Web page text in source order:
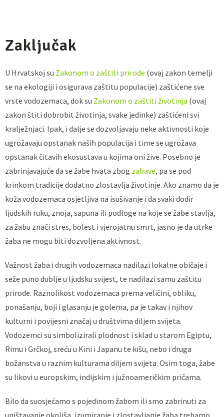
Zaključak
U Hrvatskoj su Zakonom o zaštiti prirode (ovaj zakon temelji
se na ekologiji i osigurava zaštitu populacije) zaštićene sve
vrste vodozemaca, dok su Zakonom o zaštiti životinja (ovaj
zakon štiti dobrobit životinja, svake jedinke) zaštićeni svi
kralježnjaci. Ipak, i dalje se dozvoljavaju neke aktivnosti koje
ugrožavaju opstanak naših populacija i time se ugrožava
opstanak čitavih ekosustava u kojima oni žive. Posebno je
zabrinjavajuće da se žabe hvata zbog zabave, pa se pod
krinkom tradicije dodatno zlostavlja životinje. Ako znamo da je
koža vodozemaca osjetljiva na isušivanje i da svaki dodir
ljudskih ruku, znoja, sapuna ili podloge na koje se žabe stavlja,
za žabu znači stres, bolest i vjerojatnu smrt, jasno je da utrke
žaba ne mogu biti dozvoljena aktivnost.
Važnost žaba i drugih vodozemaca nadilazi lokalne običaje i
seže puno dublje u ljudsku svijest, te nadilazi samu zaštitu
prirode. Raznolikost vodozemaca prema veličini, obliku,
ponašanju, boji i glasanju je golema, pa je takav i njihov
kulturni i povijesni značaj u društvima diljem svijeta.
Vodozemci su simbolizirali plodnost i sklad u starom Egiptu,
Rimu i Grčkoj, sreću u Kini i Japanu te kišu, nebo i druga
božanstva u raznim kulturama diljem svijeta. Osim toga, žabe
su likovi u europskim, indijskim i južnoameričkim pričama.
Bilo da suosjećamo s pojedinom žabom ili smo zabrinuti za